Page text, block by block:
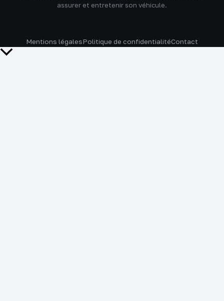
assurer et entretenir son véhicule.
Mentions légalesPolitique de confidentialitéContact